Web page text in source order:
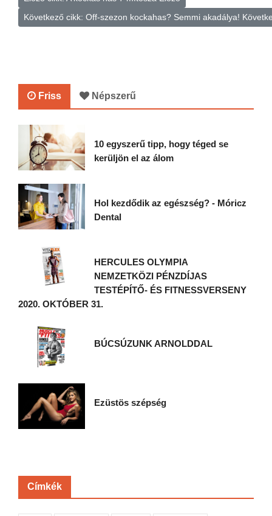
Következő cikk: Off-szezon kockahas? Semmi akadálya!
Friss Népszerű
10 egyszerű tipp, hogy téged se
kerüljön el az álom
Hol kezdődik az egészség? - Móricz
Dental
HERCULES OLYMPIA
NEMZETKÖZI PÉNZDÍJAS
TESTÉPÍTŐ- ÉS FITNESSVERSENY
2020. OKTÓBER 31.
BÚCSÚZUNK ARNOLDDAL
Ezüstös szépség
Címkék